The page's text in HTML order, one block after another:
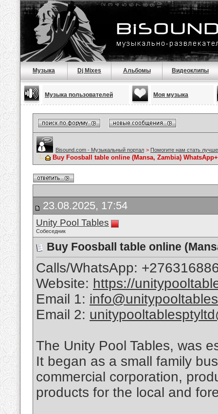
Музыка Dj Mixes Альбомы Видеоклипы
Музыка пользователей Моя музыка
Bisound.com - Музыкальный портал > Помогите нам стать
Buy Foosball table online (Mansa, Zambia)
23.08.2025, 17:54
Unity Pool Tables
Собеседник
Buy Foosball table online
Calls/WhatsApp:
Website: https://
Email 1:
Email 2:
The Unity Pool Tables, was
It began as a small family
commercial corporation,
products for the local and